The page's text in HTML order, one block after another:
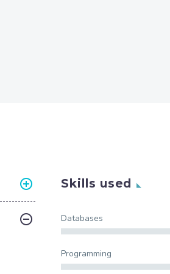
Skills used
Databases
Programming